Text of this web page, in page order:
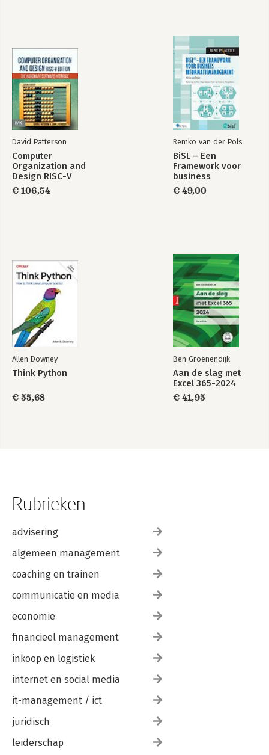
David Patterson
Computer
Organization and
Design RISC-V
Edition
€ 106,54
Remko van der Pols
BiSL – Een
Framework voor
business
€ 49,00
Allen Downey
Think Python
€ 55,68
Ben Groenendijk
Aan de slag met
Excel 365-2024
€ 41,95
Rubrieken
advisering
algemeen management
coaching en trainen
communicatie en media
economie
financieel management
inkoop en logistiek
internet en social media
it-management / ict
juridisch
leiderschap